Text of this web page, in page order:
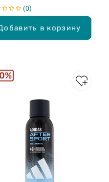
в корзину
0